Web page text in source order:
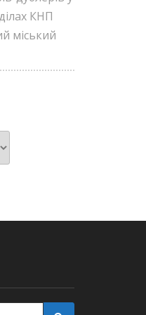
КНП
міський